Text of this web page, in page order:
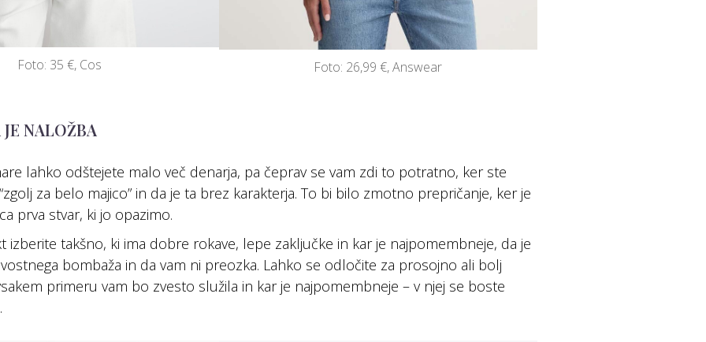
Foto: 35 €, Cos Foto: 26,99 €, Answear
NALOŽBA
lahko odštejete malo več denarja, pa čeprav se vam zdi to potratno, ker ste
za belo majico” in da je ta brez karakterja. To bi bilo zmotno prepričanje, ker je
prva stvar, ki jo opazimo.
izberite takšno, ki ima dobre rokave, lepe zaključke in kar je najpomembneje, da je
bombaža in da vam ni preozka. Lahko se odločite za prosojno ali bolj
primeru vam bo zvesto služila in kar je najpomembneje – v njej se boste